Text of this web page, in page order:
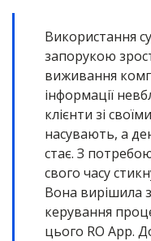
Використання
запорукою
виживання
інформації
клієнти зі
насувають, а
стає. З
свого часу
Вона вирішила
керування
цього RO App.